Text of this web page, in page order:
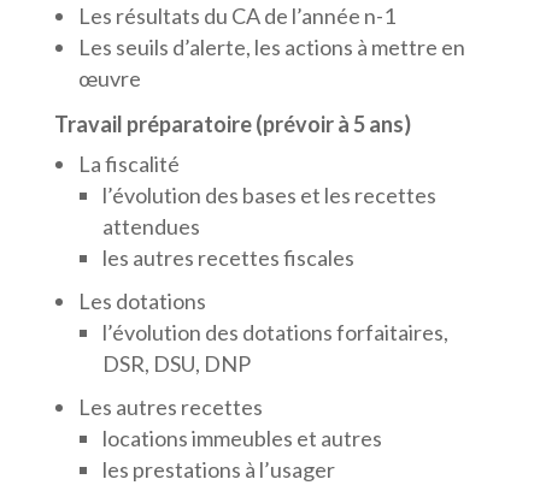
Les résultats du CA de l’année n-1
Les seuils d’alerte, les actions à mettre en
œuvre
Travail préparatoire (prévoir à 5 ans)
La fiscalité
l’évolution des bases et les recettes
attendues
les autres recettes fiscales
Les dotations
l’évolution des dotations forfaitaires,
DSR, DSU, DNP
Les autres recettes
locations immeubles et autres
les prestations à l’usager